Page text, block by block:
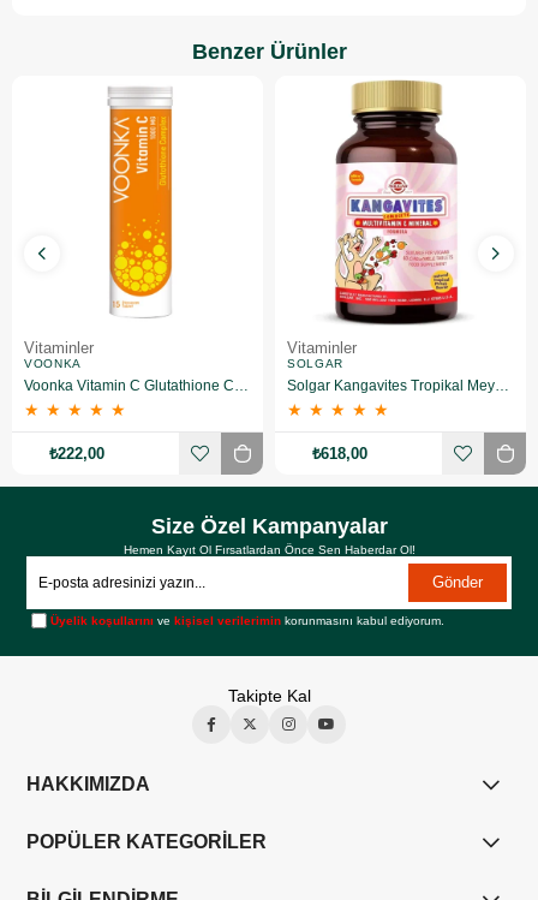
Benzer Ürünler
Vitaminler
VOONKA
★ ★ ★ ★ ★
₺222,00
Vitaminler
SOLGAR
★ ★ ★ ★ ★
₺618,00
Size Özel Kampanyalar
Hemen Kayıt Ol Fırsatlardan Önce Sen Haberdar Ol!
Gönder
Üyelik koşullarını vekişisel verilerimin korunmasını kabul ediyorum.
Takipte Kal
HAKKIMIZDA
POPÜLER KATEGORİLER